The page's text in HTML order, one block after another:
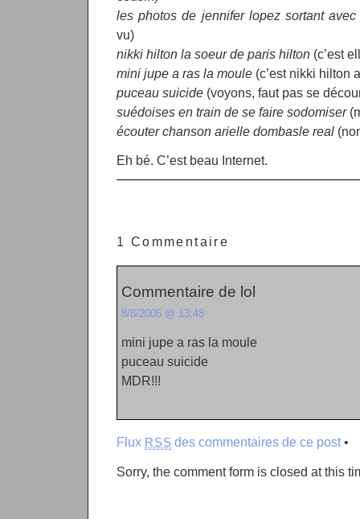
les photos de jennifer lopez sortant avec
vu)
nikki hilton la soeur de paris hilton (c’est
mini jupe a ras la moule (c’est nikki hilton
puceau suicide (voyons, faut pas se
suédoises en train de se faire sodomiser
écouter chanson arielle dombasle real
Eh bé. C’est beau Internet.
1 Commentaire
Commentaire de lol
8/8/2005 @ 13:48
mini jupe a ras la moule
puceau suicide
MDR!!!
Flux RSS des commentaires de ce post•
Sorry, the comment form is closed at this